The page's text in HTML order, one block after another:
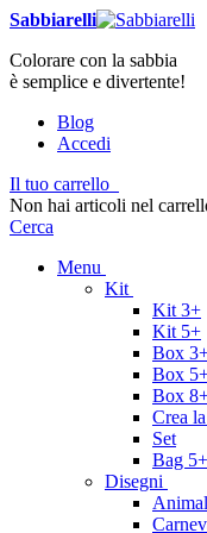
Sabbiarelli
Colorare con la sabbia
è semplice e divertente!
Blog
Accedi
Il tuo carrello
Non hai articoli nel
Cerca
Menu
Kit
Kit 3+
Kit 5+
Box
Box
Box
Crea
Set
Bag 5+
Disegni